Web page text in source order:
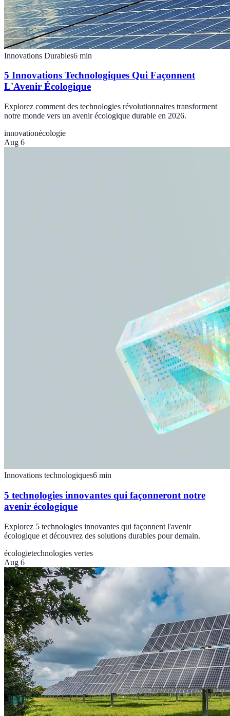
Innovations Durables6 min
5 Innovations Technologiques Qui Façonnent
L'Avenir Écologique
Explorez comment des technologies révolutionnaires transforment
notre monde vers un avenir écologique durable en 2026.
innovationécologie
Aug 6
Innovations technologiques6 min
5 technologies innovantes qui façonneront notre
avenir écologique
Explorez 5 technologies innovantes qui façonnent l'avenir
écologique et découvrez des solutions durables pour demain.
écologietechnologies vertes
Aug 6